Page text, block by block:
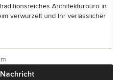
Architekturbüro in
verwurzelt und Ihr verlässlicher
Nachricht